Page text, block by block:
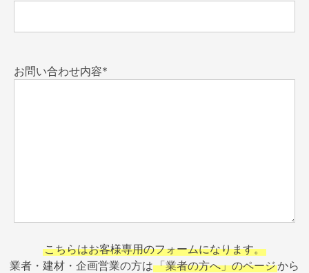
お問い合わせ内容*
こちらはお客様専用のフォームになります。
業者・建材・企画営業の方は「業者の方へ」のページから